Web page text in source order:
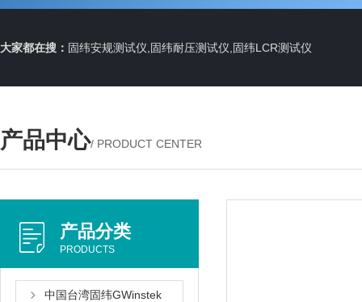
大家都在搜： 固纬安规测试仪,固纬耐压测试仪,固纬LCR测试仪
产品中心/ PRODUCT CENTER
产品分类
PRODUCTS
中国台湾固纬GWinstek